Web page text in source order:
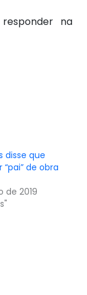
na
disse que
de obra
de 2019